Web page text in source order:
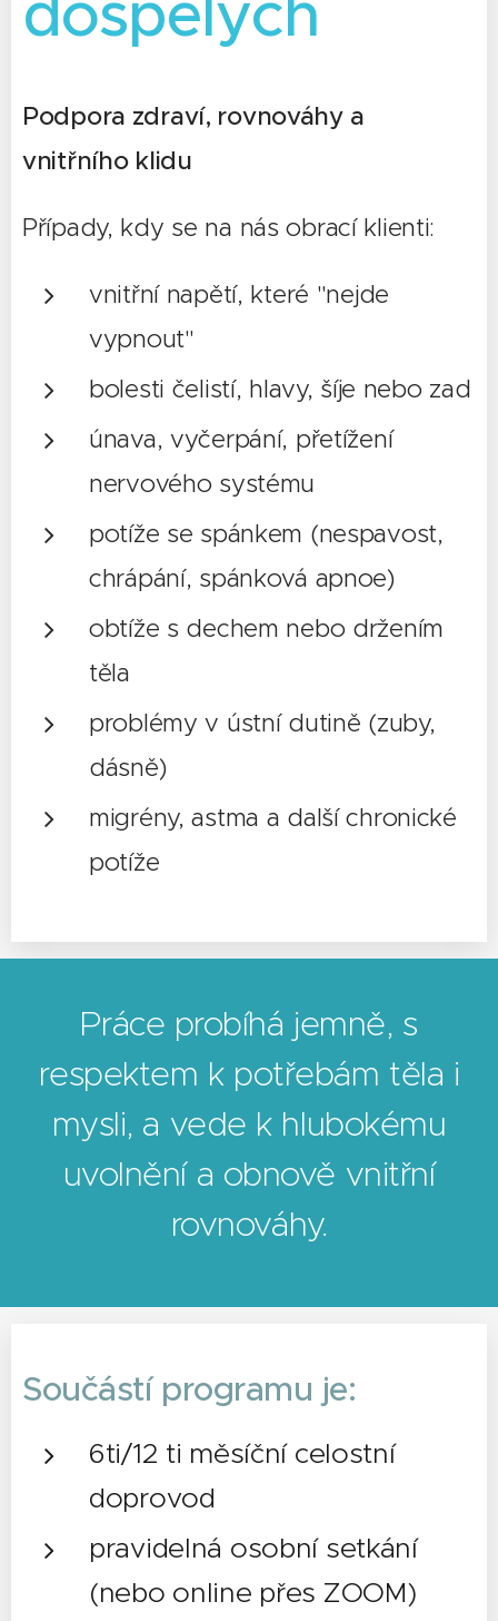
Podpora zdraví, rovnováhy a
vnitřního klidu
Případy, kdy se na nás obrací klienti:
vnitřní napětí, které "nejde
vypnout"
bolesti čelistí, hlavy, šíje nebo zad
únava, vyčerpání, přetížení
nervového systému
potíže se spánkem (nespavost,
chrápání, spánková apnoe)
obtíže s dechem nebo držením
těla
problémy v ústní dutině (zuby,
dásně)
migrény, astma a další chronické
potíže
Práce probíhá jemně, s
respektem k potřebám těla i
mysli, a vede k hlubokému
uvolnění a obnově vnitřní
rovnováhy.
Součástí programu je:
6ti/12 ti měsíční celostní
doprovod
pravidelná osobní setkání
(nebo online přes ZOOM)